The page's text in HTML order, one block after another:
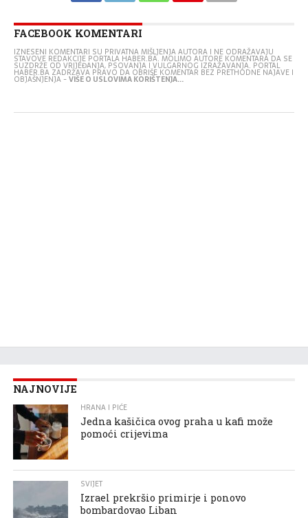
FACEBOOK KOMENTARI
IZNESENI KOMENTARI SU PRIVATNA MIŠLJENJA AUTORA I NE ODRAŽAVAJU
STAVOVE REDAKCIJE PORTALA HABER.BA. MOLIMO AUTORE KOMENTARA DA SE
SUZDRŽE OD VRIJEĐANJA, PSOVANJA I VULGARNOG IZRAŽAVANJA. PORTAL
HABER.BA ZADRŽAVA PRAVO DA OBRIŠE KOMENTAR BEZ PRETHODNE NAJAVE I
OBJAŠNJENJA -VIŠE O USLOVIMA KORIŠTENJA...
NAJNOVIJE
HRANA I PIĆE
Jedna kašičica ovog praha u kafi može
pomoći crijevima
SVIJET
Izrael prekršio primirje i ponovo
bombardovao Liban